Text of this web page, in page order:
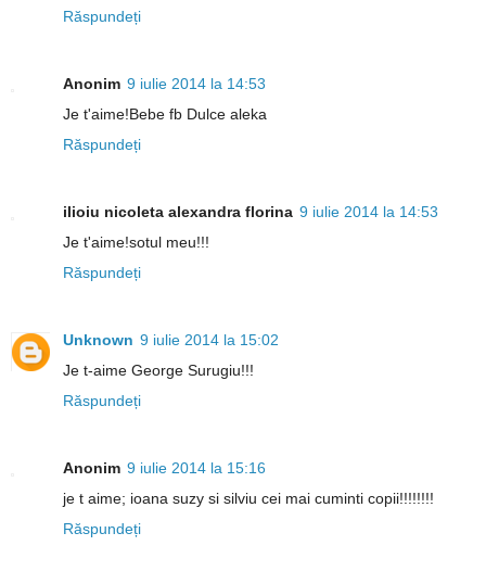
Răspundeți
Anonim 9 iulie 2014 la 14:53
Je t'aime!Bebe fb Dulce aleka
Răspundeți
ilioiu nicoleta alexandra florina 9 iulie 2014 la 14:53
Je t'aime!sotul meu!!!
Răspundeți
Unknown 9 iulie 2014 la 15:02
Je t-aime George Surugiu!!!
Răspundeți
Anonim 9 iulie 2014 la 15:16
je t aime; ioana suzy si silviu cei mai cuminti copii!!!!!!!!
Răspundeți